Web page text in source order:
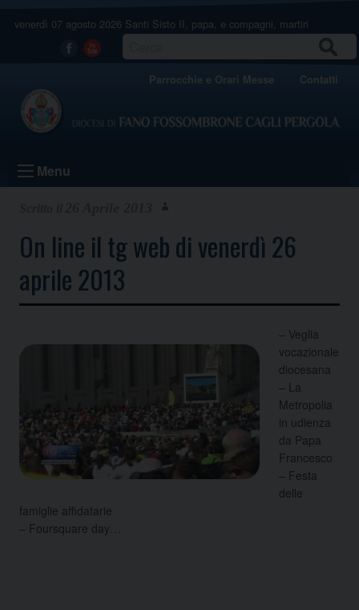
venerdì 07 agosto 2026 Santi Sisto II, papa, e compagni, martiri
Facebook
Youtube
Parrocchie e Orari Messe Contatti
Menu
On line il tg web di venerdì 26
aprile 2013
– Veglia
vocazionale
diocesana
– La
Metropolia
in udienza
da Papa
Francesco
– Festa
delle
famiglie affidatarie
– Foursquare day…